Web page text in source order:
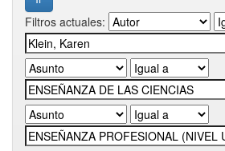
Filtros actuales: